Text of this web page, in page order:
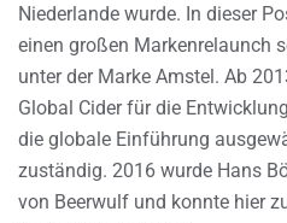
Niederlande wurde. In dieser
einen großen Markenrelaunch
unter der Marke Amstel. Ab
Global Cider für die
die globale Einführung
zuständig. 2016 wurde Hans
von Beerwulf und konnte hier